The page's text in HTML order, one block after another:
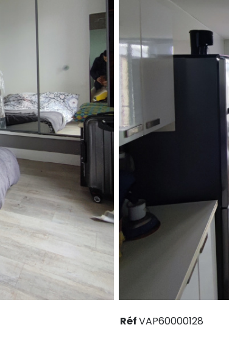
RéfVAP60000128